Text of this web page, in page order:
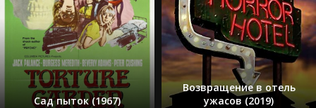
Сад пыток (1967)
Возвращение в отель
ужасов (2019)